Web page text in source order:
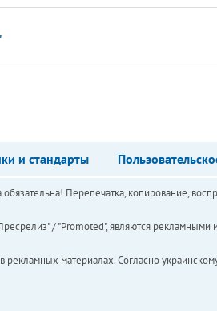
и стандарты
Перепечатка, копирование,
/ "Promoted", являются рекламными
материалах. Согласно